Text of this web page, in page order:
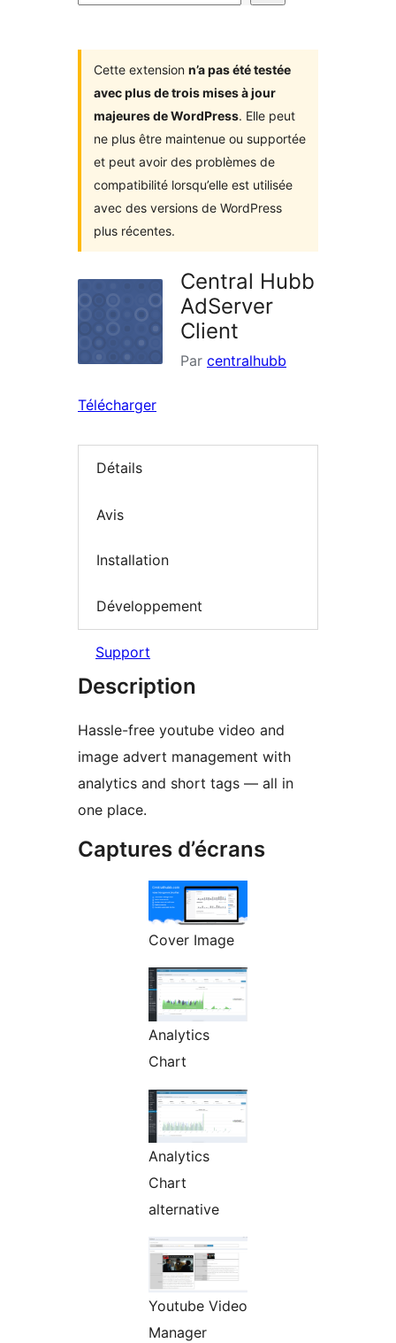
Cette extension n’a pas été testée
avec plus de trois mises à jour
majeures de WordPress. Elle peut
ne plus être maintenue ou supportée
et peut avoir des problèmes de
compatibilité lorsqu’elle est utilisée
avec des versions de WordPress
plus récentes.
Central Hubb
AdServer
Client
Par centralhubb
Télécharger
Détails
Avis
Installation
Développement
Support
Description
Hassle-free youtube video and
image advert management with
analytics and short tags — all in
one place.
Captures d’écrans
Cover Image
Analytics
Chart
Analytics
Chart
alternative
Youtube Video
Manager